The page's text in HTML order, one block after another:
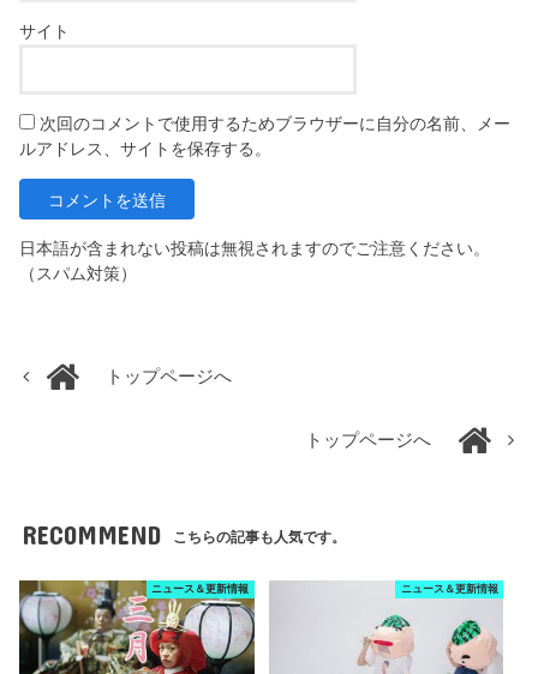
サイト
次回のコメントで使用するためブラウザーに自分の名前、メー
ルアドレス、サイトを保存する。
日本語が含まれない投稿は無視されますのでご注意ください。
（スパム対策）
トップページへ
トップページへ
RECOMMEND こちらの記事も人気です。
ニュース＆更新情報 ニュース＆更新情報